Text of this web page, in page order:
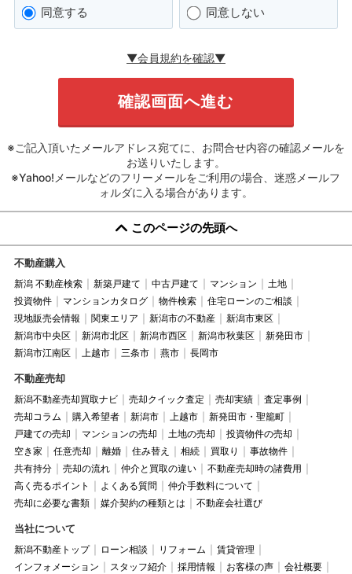
同意する 同意しない
▼会員規約を確認▼
※ご記入頂いたメールアドレス宛てに、お問合せ内容の確認メールを
お送りいたします。
※Yahoo!メールなどのフリーメールをご利用の場合、迷惑メールフ
ォルダに入る場合があります。
このページの先頭へ
不動産購入
新潟 不動産検索 新築戸建て 中古戸建て マンション
土地
投資物件
マンションカタログ 物件検索
住宅ローンのご相談
現地販売会情報
関東エリア 新潟市の不動産
新潟市東区
新潟市中央区
新潟市北区 新潟市西区 新潟市秋葉区
新発田市
新潟市江南区
上越市 三条市 燕市 長岡市
不動産売却
新潟不動産売却買取ナビ 売却クイック査定 売却実績
査定事例
売却コラム
購入希望者 新潟市 上越市
新発田市・聖籠町
戸建ての売却
マンションの売却 土地の売却
投資物件の売却
空き家
任意売却 離婚 住み替え 相続 買取り
事故物件
共有持分
売却の流れ 仲介と買取の違い
不動産売却時の諸費用
高く売るポイント
よくある質問
仲介手数料について
売却に必要な書類
媒介契約の種類とは 不動産会社選び
当社について
新潟不動産トップ ローン相談 リフォーム
賃貸管理
インフォメーション
スタッフ紹介 採用情報 お客様の声
会社概要